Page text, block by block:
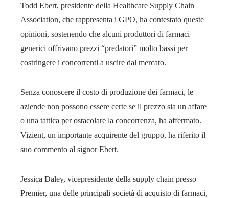
Todd Ebert, presidente della Healthcare Supply Chain
Association, che rappresenta i GPO, ha contestato queste
opinioni, sostenendo che alcuni produttori di farmaci
generici offrivano prezzi “predatori” molto bassi per
costringere i concorrenti a uscire dal mercato.
Senza conoscere il costo di produzione dei farmaci, le
aziende non possono essere certe se il prezzo sia un affare
o una tattica per ostacolare la concorrenza, ha affermato.
Vizient, un importante acquirente del gruppo, ha riferito il
suo commento al signor Ebert.
Jessica Daley, vicepresidente della supply chain presso
Premier, una delle principali società di acquisto di farmaci,